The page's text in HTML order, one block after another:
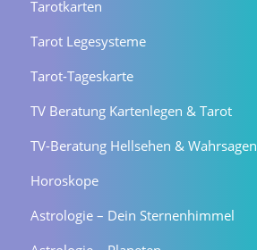
Tarotkarten
Tarot Legesysteme
Tarot-Tageskarte
TV Beratung Kartenlegen & Tarot
TV-Beratung Hellsehen & Wahrsagen
Horoskope
Astrologie – Dein Sternenhimmel